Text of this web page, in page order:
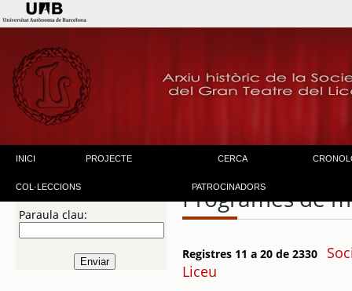
INICI PROJECTE CERCA
COL·LECCIONS PATROCINADORS
Paraula clau:
Programes de
Registres 11 a 20 de 2330
Liceu